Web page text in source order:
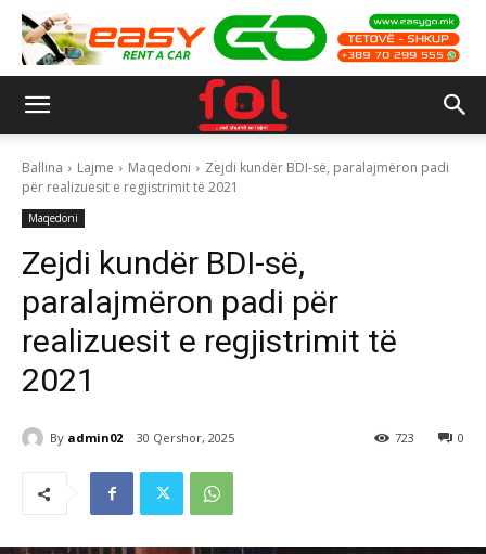
Ballina Lajme Maqedoni
Zejdi kundër BDI-së, paralajmëron padi
për realizuesit e regjistrimit të 2021
Maqedoni
Zejdi kundër BDI-së,
paralajmëron padi për
realizuesit e regjistrimit të
2021
By admin02 30 Qershor, 2025 0
723